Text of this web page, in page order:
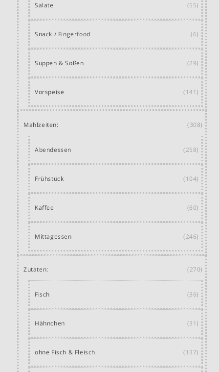
Salate (55)
Snack / Fingerfood (6)
Suppen & Soßen (29)
Vorspeise (141)
Mahlzeiten: (308)
Abendessen (258)
Frühstück (104)
Kaffee (60)
Mittagessen (246)
Zutaten: (270)
Fisch (36)
Hähnchen (31)
ohne Fisch & Fleisch (137)